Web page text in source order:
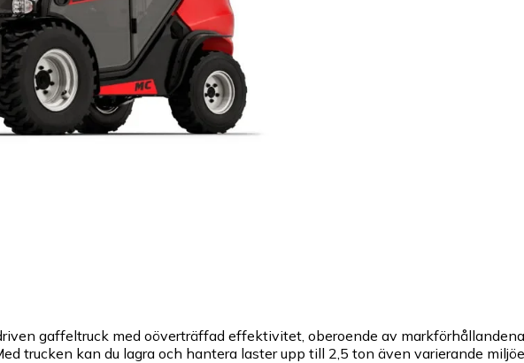
gaffeltruck med oöverträffad effektivitet, oberoende av
trucken kan du lagra och hantera laster upp till 2,5 ton även varierande